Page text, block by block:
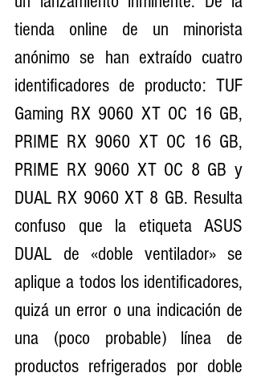
tienda online de un minorista
anónimo se han extraído cuatro
identificadores de producto: TUF
Gaming RX 9060 XT OC 16 GB,
PRIME RX 9060 XT OC 16 GB,
PRIME RX 9060 XT OC 8 GB y
DUAL RX 9060 XT 8 GB. Resulta
confuso que la etiqueta ASUS
DUAL de «doble ventilador» se
aplique a todos los identificadores,
quizá un error o una indicación de
una (poco probable) línea de
productos refrigerados por doble